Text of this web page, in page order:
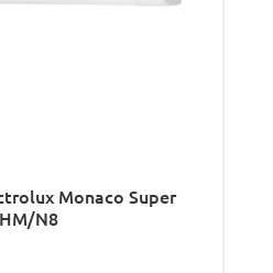
Monaco Super
N8